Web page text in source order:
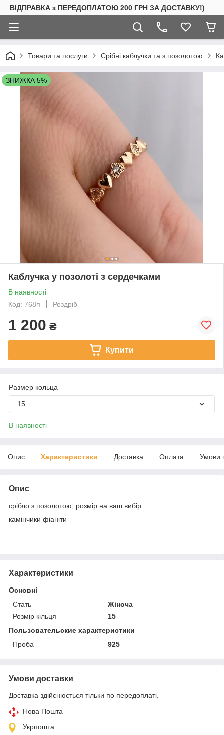
ВІДПРАВКА з ПЕРЕДОПЛАТОЮ 200 ГРН ЗА ДОСТАВКУ!)
Товари та послуги Срібні каблучки та з позолотою
ЗНИЖКА 5%
Каблучка у позолоті з сердечками
В наявності
Код: 768п
Роздріб
1 200 ₴
Купити
Размер кольца
15
В наявності
Опис Характеристики Доставка Оплата Умови
Опис
срібло з позолотою, розмір на ваш вибір
камінчики фіаніти
Характеристики
Основні
Стать
Жіноча
Розмір кільця
15
Пользовательские характеристики
Проба
925
Умови доставки
Доставка здійснюється тільки по передоплаті.
Нова Пошта
Укрпошта